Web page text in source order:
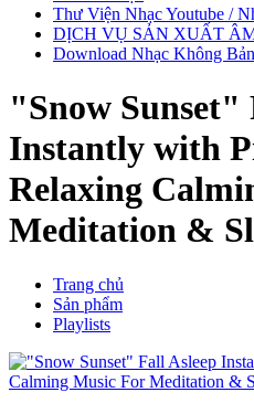
Thư Viện Nhạc Youtube /
DỊCH VỤ SẢN XUẤT
Download Nhạc Không
"Snow Sunset"
Instantly with
Relaxing
Meditation &
Trang chủ
Sản phẩm
Playlists